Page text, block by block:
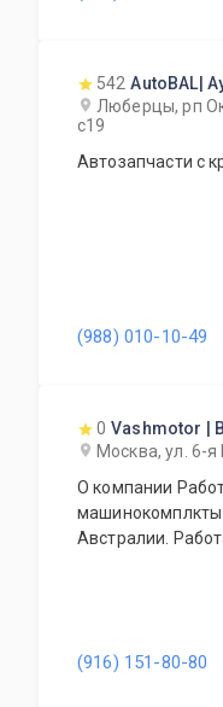
542 AutoBAL|
Люберцы, рп
с19
Автозапчасти с
(988) 010-10-49
0 Vashmotor |
Москва, ул. 6-
О компании
(916) 151-80-80